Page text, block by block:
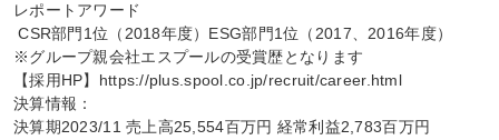
レポートアワード
CSR部門1位（2018年度）ESG部門1位（2017、2016年度）
※グループ親会社エスプールの受賞歴となります
【採用HP】https://plus.spool.co.jp/recruit/career.html
決算情報：
決算期2023/11 売上高25,554百万円 経常利益2,783百万円